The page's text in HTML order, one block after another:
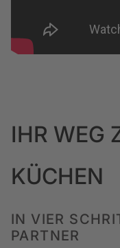
IHR WEG
KÜCHEN
IN VIER
PARTNER